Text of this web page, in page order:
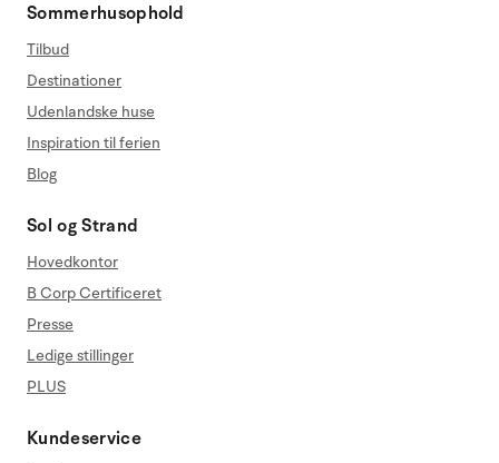
Sommerhusophold
Tilbud
Destinationer
Udenlandske huse
Inspiration til ferien
Blog
Sol og Strand
Hovedkontor
B Corp Certificeret
Presse
Ledige stillinger
PLUS
Kundeservice